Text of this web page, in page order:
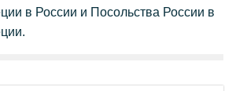
в России и Посольства России в